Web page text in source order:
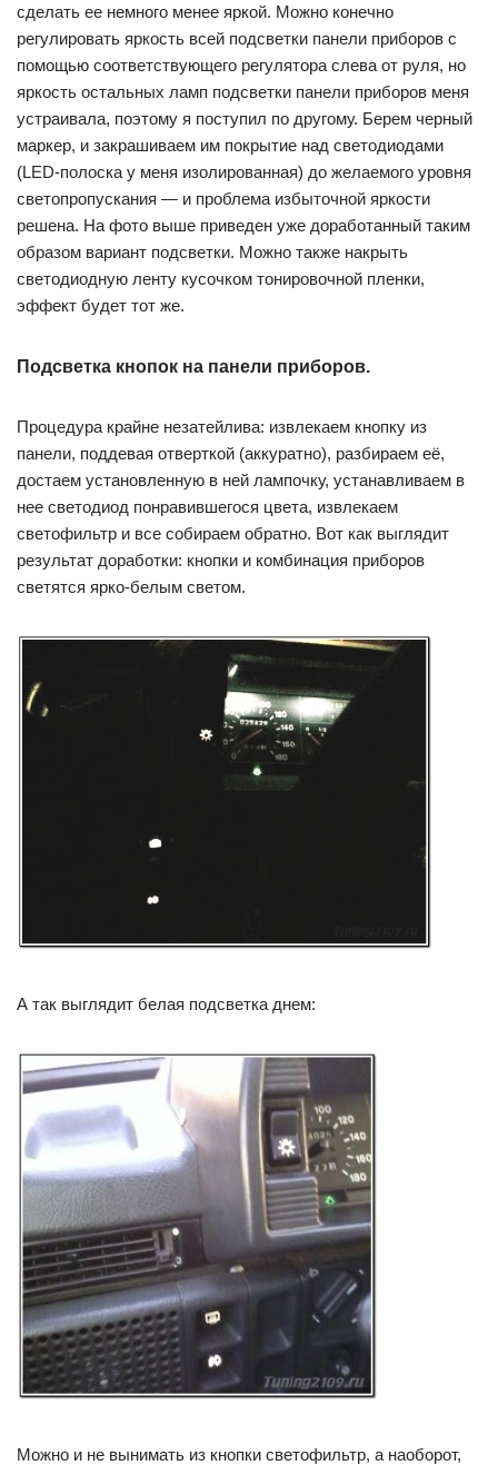
сделать ее немного менее яркой. Можно конечно
регулировать яркость всей подсветки панели приборов с
помощью соответствующего регулятора слева от руля, но
яркость остальных ламп подсветки панели приборов меня
устраивала, поэтому я поступил по другому. Берем черный
маркер, и закрашиваем им покрытие над светодиодами
(LED-полоска у меня изолированная) до желаемого уровня
светопропускания — и проблема избыточной яркости
решена. На фото выше приведен уже доработанный таким
образом вариант подсветки. Можно также накрыть
светодиодную ленту кусочком тонировочной пленки,
эффект будет тот же.
Подсветка кнопок на панели приборов.
Процедура крайне незатейлива: извлекаем кнопку из
панели, поддевая отверткой (аккуратно), разбираем её,
достаем установленную в ней лампочку, устанавливаем в
нее светодиод понравившегося цвета, извлекаем
светофильтр и все собираем обратно. Вот как выглядит
результат доработки: кнопки и комбинация приборов
светятся ярко-белым светом.
А так выглядит белая подсветка днем:
Можно и не вынимать из кнопки светофильтр, а наоборот,